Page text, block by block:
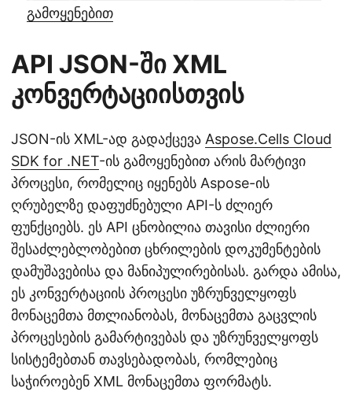
გამოყენებით
API JSON-ში XML
კონვერტაციისთვის
JSON-ის XML-ად გადაქცევა Aspose.Cells Cloud
SDK for .NET-ის გამოყენებით არის მარტივი
პროცესი, რომელიც იყენებს Aspose-ის
ღრუბელზე დაფუძნებული API-ს ძლიერ
ფუნქციებს. ეს API ცნობილია თავისი ძლიერი
შესაძლებლობებით ცხრილების დოკუმენტების
დამუშავებისა და მანიპულირებისას. გარდა ამისა,
ეს კონვერტაციის პროცესი უზრუნველყოფს
მონაცემთა მთლიანობას, მონაცემთა გაცვლის
პროცესების გამარტივებას და უზრუნველყოფს
სისტემებთან თავსებადობას, რომლებიც
საჭიროებენ XML მონაცემთა ფორმატს.